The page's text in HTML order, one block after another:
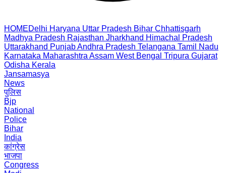
HOMEDelhi Haryana Uttar Pradesh Bihar Chhattisgarh
Madhya Pradesh Rajasthan Jharkhand Himachal Pradesh
Uttarakhand PunjabAndhra Pradesh Telangana Tamil Nadu
Karnataka Maharashtra Assam West Bengal Tripura Gujarat
Odisha Kerala
Jansamasya
News
पुलिस
Bjp
National
Police
Bihar
India
कांग्रेस
भाजपा
Congress